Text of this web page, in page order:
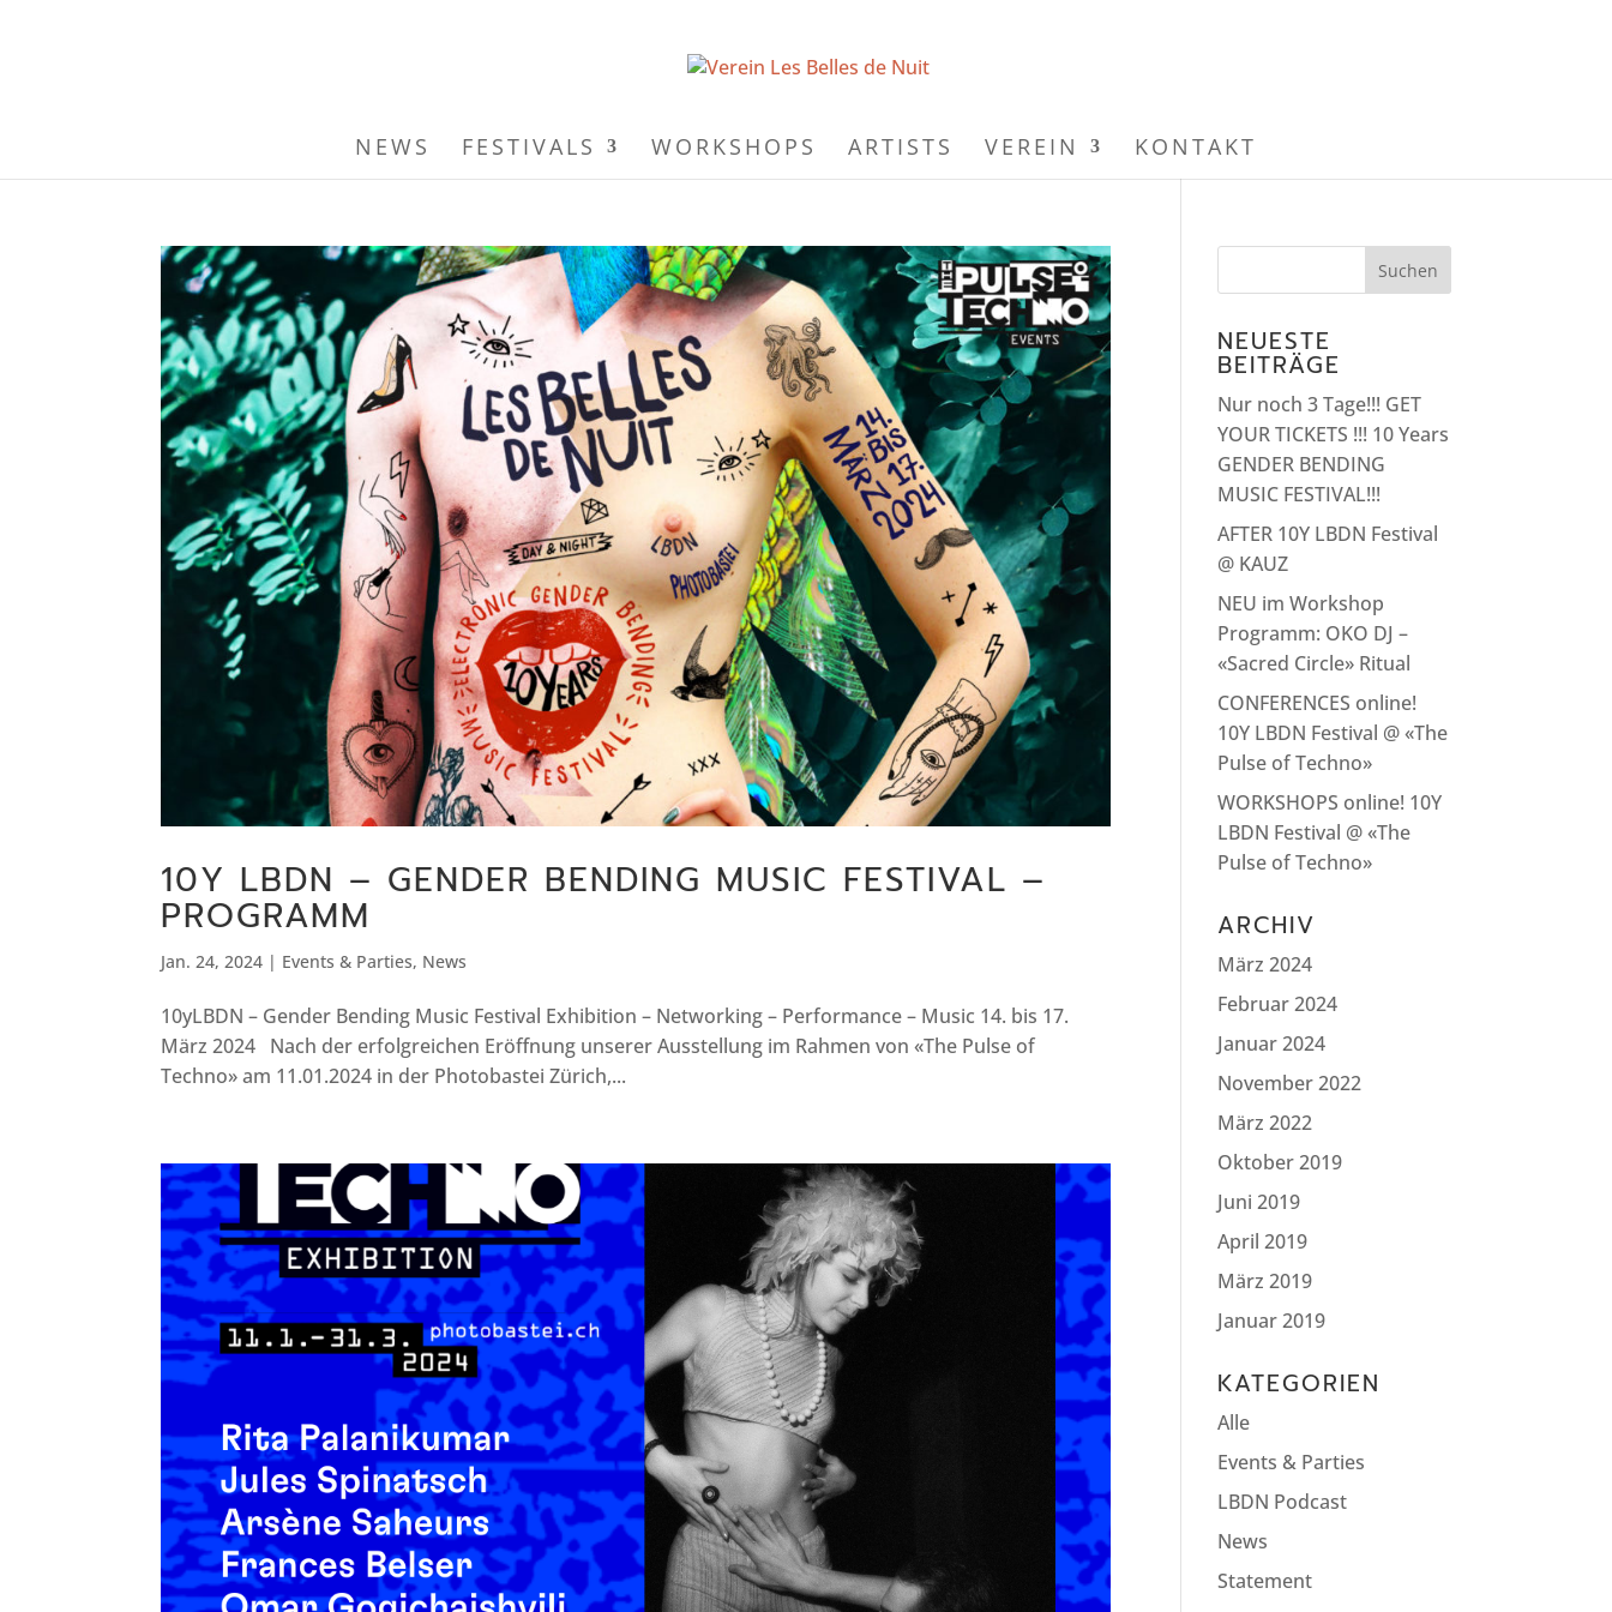
NEWS FESTIVALS WORKSHOPS ARTISTS VEREIN KONTAKT
10Y LBDN – GENDER BENDING MUSIC FESTIVAL –
PROGRAMM
Jan. 24, 2024 | Events & Parties, News
10yLBDN – Gender Bending Music Festival Exhibition – Networking – Performance – Music 14. bis 17.
März 2024 Nach der erfolgreichen Eröffnung unserer Ausstellung im Rahmen von «The Pulse of
Techno» am 11.01.2024 in der Photobastei Zürich,...
NEUESTE
BEITRÄGE
Nur noch 3 Tage!!! GET
YOUR TICKETS !!! 10 Years
GENDER BENDING
MUSIC FESTIVAL!!!
AFTER 10Y LBDN Festival
@ KAUZ
NEU im Workshop
Programm: OKO DJ –
«Sacred Circle» Ritual
CONFERENCES online!
10Y LBDN Festival @ «The
Pulse of Techno»
WORKSHOPS online! 10Y
LBDN Festival @ «The
Pulse of Techno»
ARCHIV
März 2024
Februar 2024
Januar 2024
November 2022
März 2022
Oktober 2019
Juni 2019
April 2019
März 2019
Januar 2019
KATEGORIEN
Alle
Events & Parties
LBDN Podcast
News
Statement